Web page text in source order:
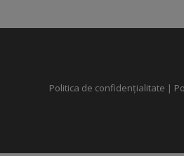
Politica de confidențialitate |